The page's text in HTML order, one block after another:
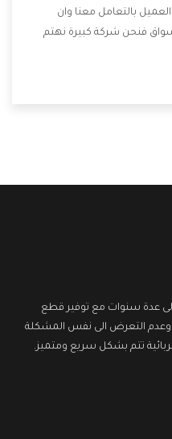
بالتعامل معنا وان
فنحن شركة كبيرة نهتم
التى تكون من أهم
عدة سنوات مع توفير قطع
وعدم التعرض الى نفس المشكلة
تتم بشكل سريع ومتميز.